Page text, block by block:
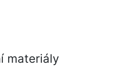
materiály